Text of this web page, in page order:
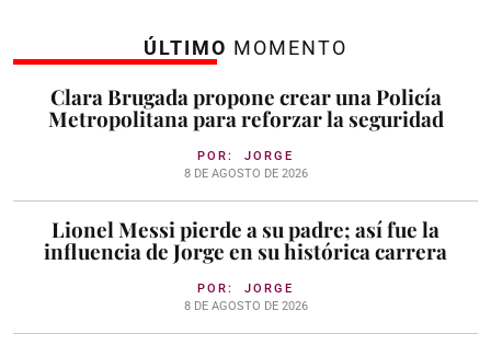
ÚLTIMO MOMENTO
Clara Brugada propone crear una Policía
Metropolitana para reforzar la seguridad
POR: JORGE
8 DE AGOSTO DE 2026
Lionel Messi pierde a su padre; así fue la
influencia de Jorge en su histórica carrera
POR: JORGE
8 DE AGOSTO DE 2026